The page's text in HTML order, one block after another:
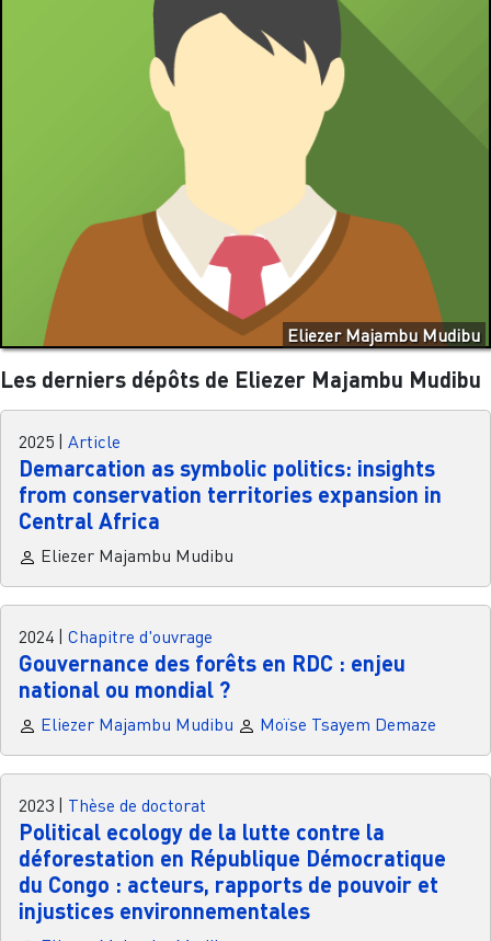
Eliezer Majambu Mudibu
Les derniers dépôts de Eliezer Majambu Mudibu
2025 | Article
Demarcation as symbolic politics: insights
from conservation territories expansion in
Central Africa
Eliezer Majambu Mudibu
2024 | Chapitre d'ouvrage
Gouvernance des forêts en RDC : enjeu
national ou mondial ?
Eliezer Majambu Mudibu Moïse Tsayem Demaze
2023 | Thèse de doctorat
Political ecology de la lutte contre la
déforestation en République Démocratique
du Congo : acteurs, rapports de pouvoir et
injustices environnementales